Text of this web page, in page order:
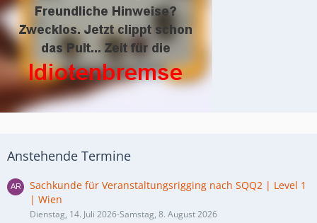
Anstehende Termine
Sachkunde für Veranstaltungsrigging nach SQQ2 | Level 1
| Wien
Dienstag, 14. Juli 2026-Samstag, 8. August 2026